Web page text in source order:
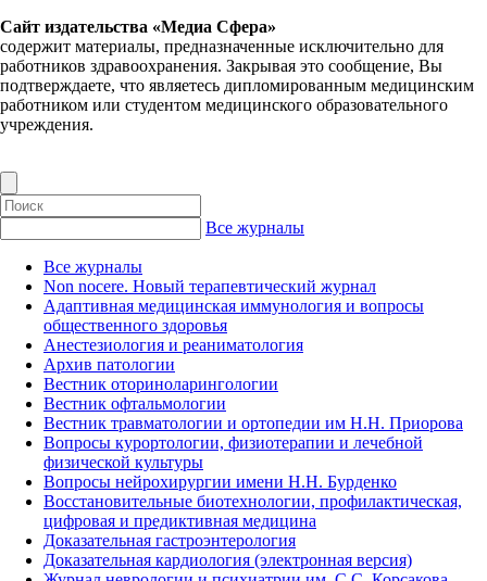
Сайт издательства «Медиа Сфера»
содержит материалы, предназначенные исключительно для
работников здравоохранения. Закрывая это сообщение, Вы
подтверждаете, что являетесь дипломированным медицинским
работником или студентом медицинского образовательного
учреждения.
Все журналы
Все журналы
Non nocere. Новый терапевтический журнал
Адаптивная медицинская иммунология и вопросы
общественного здоровья
Анестезиология и реаниматология
Архив патологии
Вестник оториноларингологии
Вестник офтальмологии
Вестник травматологии и ортопедии им Н.Н. Приорова
Вопросы курортологии, физиотерапии и лечебной
физической культуры
Вопросы нейрохирургии имени Н.Н. Бурденко
Восстановительные биотехнологии, профилактическая,
цифровая и предиктивная медицина
Доказательная гастроэнтерология
Доказательная кардиология (электронная версия)